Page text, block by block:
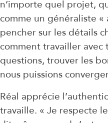
n’importe quel projet,
comme un généraliste
pencher sur les détails
comment travailler avec
questions, trouver les
nous puissions
Réal apprécie
travaille. « Je respecte